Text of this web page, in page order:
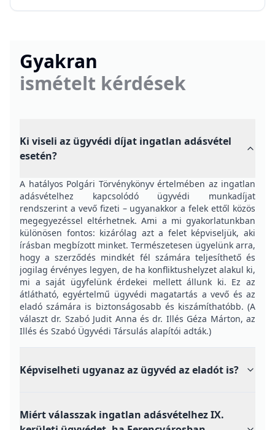
Gyakran
ismételt kérdések
Ki viseli az ügyvédi díjat ingatlan adásvétel
esetén?
A hatályos Polgári Törvénykönyv értelmében az ingatlan
adásvételhez kapcsolódó ügyvédi munkadíjat
rendszerint a vevő fizeti – ugyanakkor a felek ettől közös
megegyezéssel eltérhetnek. Ami a mi gyakorlatunkban
különösen fontos: kizárólag azt a felet képviseljük, aki
írásban megbízott minket. Természetesen ügyelünk arra,
hogy a szerződés mindkét fél számára teljesíthető és
jogilag érvényes legyen, de ha konfliktushelyzet alakul ki,
mi a saját ügyfelünk érdekei mellett állunk ki. Ez az
átlátható, egyértelmű ügyvédi magatartás a vevő és az
eladó számára is biztonságosabb és kiszámíthatóbb. (A
választ dr. Szabó Judit Anna és dr. Illés Géza Márton, az
Illés és Szabó Ügyvédi Társulás alapítói adták.)
Képviselheti ugyanaz az ügyvéd az eladót is?
Miért válasszak ingatlan adásvételhez IX.